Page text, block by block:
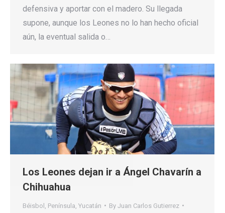
defensiva y aportar con el madero. Su llegada
supone, aunque los Leones no lo han hecho oficial
aún, la eventual salida o…
Los Leones dejan ir a Ángel Chavarín a
Chihuahua
Béisbol Península Yucatán By Juan Carlos Gutierrez